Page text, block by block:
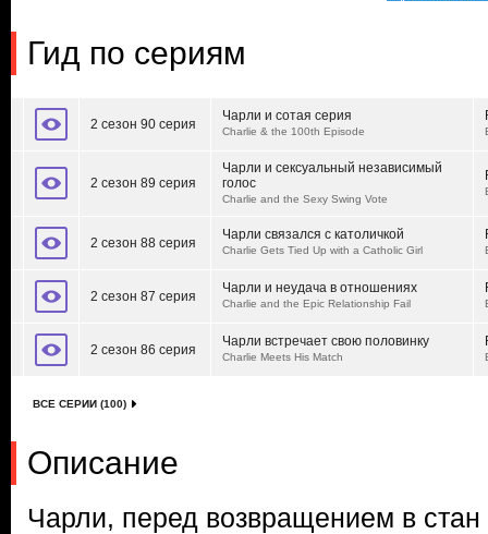
Гид по сериям
2 сезон 90 серия
Чарли и сотая серия
Charlie & the 100th Episode
2 сезон 89 серия
Чарли и сексуальный независимый
голос
Charlie and the Sexy Swing Vote
2 сезон 88 серия
Чарли связался с католичкой
Charlie Gets Tied Up with a Catholic Girl
2 сезон 87 серия
Чарли и неудача в отношениях
Charlie and the Epic Relationship Fail
2 сезон 86 серия
Чарли встречает свою половинку
Charlie Meets His Match
ВСЕ СЕРИИ (100)
Описание
Чарли, перед возвращением в